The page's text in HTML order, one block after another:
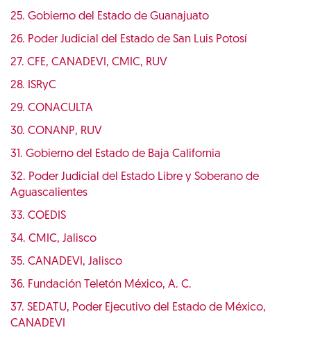
25. Gobierno del Estado de Guanajuato
26. Poder Judicial del Estado de San Luis Potosí
27. CFE, CANADEVI, CMIC, RUV
28. ISRyC
29. CONACULTA
30. CONANP, RUV
31. Gobierno del Estado de Baja California
32. Poder Judicial del Estado Libre y Soberano de
Aguascalientes
33. COEDIS
34. CMIC, Jalisco
35. CANADEVI, Jalisco
36. Fundación Teletón México, A. C.
37. SEDATU, Poder Ejecutivo del Estado de México,
CANADEVI